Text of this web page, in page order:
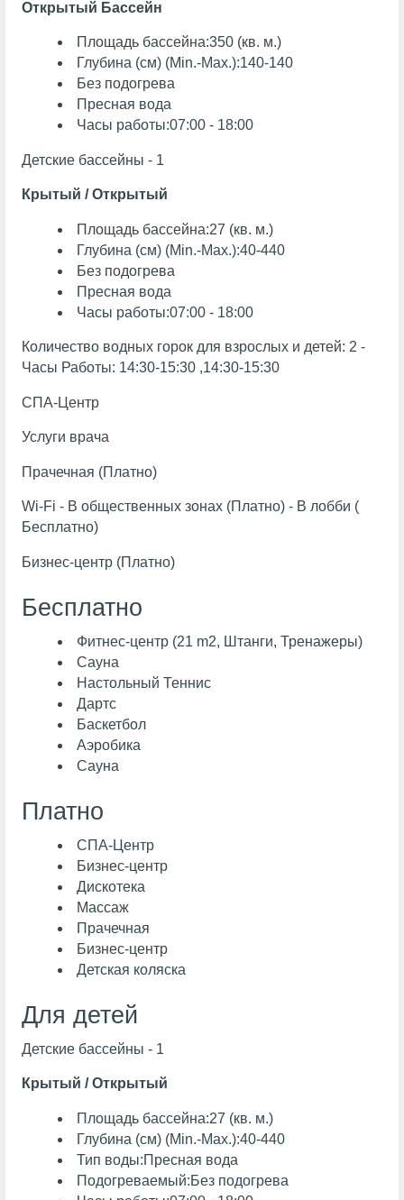
Открытый Бассейн
Площадь бассейна:350 (кв. м.)
Глубина (см) (Min.-Max.):140-140
Без подогрева
Пресная вода
Часы работы:07:00 - 18:00
Детские бассейны - 1
Крытый / Открытый
Площадь бассейна:27 (кв. м.)
Глубина (см) (Min.-Max.):40-440
Без подогрева
Пресная вода
Часы работы:07:00 - 18:00
Количество водных горок для взрослых и детей: 2 -
Часы Работы: 14:30-15:30 ,14:30-15:30
СПА-Центр
Услуги врача
Прачечная (Платно)
Wi-Fi - В общественных зонах (Платно) - В лобби (
Бесплатно)
Бизнес-центр (Платно)
Бесплатно
Фитнес-центр (21 m2, Штанги, Тренажеры)
Сауна
Настольный Теннис
Дартс
Баскетбол
Аэробика
Сауна
Платно
СПА-Центр
Бизнес-центр
Дискотека
Массаж
Прачечная
Бизнес-центр
Детская коляска
Для детей
Детские бассейны - 1
Крытый / Открытый
Площадь бассейна:27 (кв. м.)
Глубина (см) (Min.-Max.):40-440
Тип воды:Пресная вода
Подогреваемый:Без подогрева